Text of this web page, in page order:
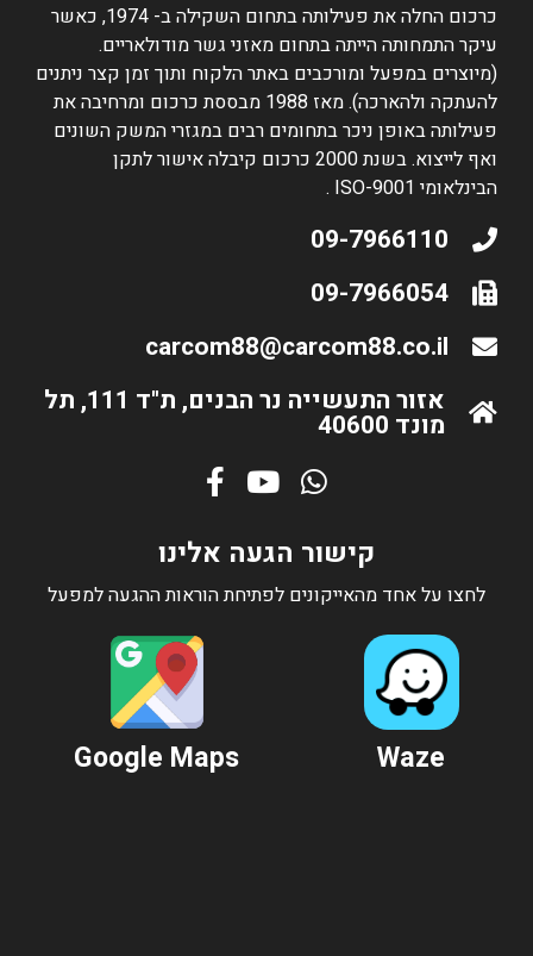
כרכום החלה את פעילותה בתחום השקילה ב- 1974, כאשר
עיקר התמחותה הייתה בתחום מאזני גשר מודולאריים.
(מיוצרים במפעל ומורכבים באתר הלקוח ותוך זמן קצר ניתנים
להעתקה ולהארכה). מאז 1988 מבססת כרכום ומרחיבה את
פעילותה באופן ניכר בתחומים רבים במגזרי המשק השונים
ואף לייצוא. בשנת 2000 כרכום קיבלה אישור לתקן
הבינלאומי ISO-9001 .
09-7966110
09-7966054
carcom88@carcom88.co.il
אזור התעשייה נר הבנים, ת"ד 111, תל
מונד 40600
קישור הגעה אלינו
לחצו על אחד מהאייקונים לפתיחת הוראות ההגעה למפעל
Waze
Google Maps